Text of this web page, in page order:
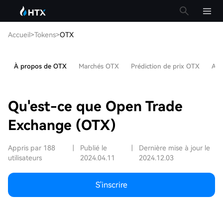
Accueil>Tokens>OTX
À propos de OTX Marchés OTX Prédiction de prix OTX
Qu'est-ce que Open Trade
Exchange (OTX)
Appris par 188
utilisateurs
Publié le
2024.04.11
Dernière mise à jour le
2024.12.03
S'inscrire